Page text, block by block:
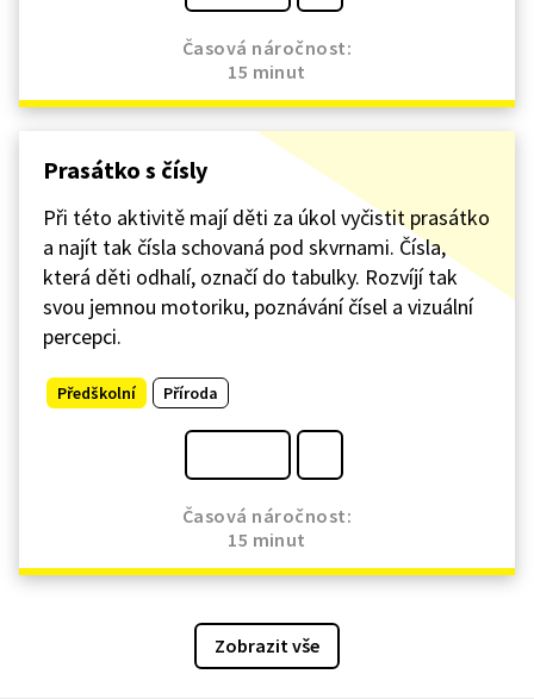
Časová náročnost:
15 minut
Prasátko s čísly
Při této aktivitě mají děti za úkol vyčistit prasátko
a najít tak čísla schovaná pod skvrnami. Čísla,
která děti odhalí, označí do tabulky. Rozvíjí tak
svou jemnou motoriku, poznávání čísel a vizuální
percepci.
Předškolní Příroda
Časová náročnost:
15 minut
Zobrazit vše